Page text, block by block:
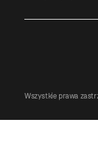
Wszystkie prawa